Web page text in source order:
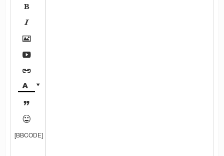









[BBCODE]